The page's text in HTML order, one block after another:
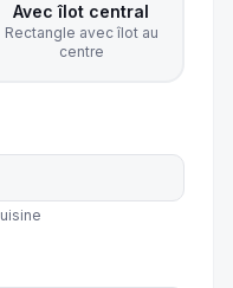
Avec îlot central
Rectangle avec îlot au
centre